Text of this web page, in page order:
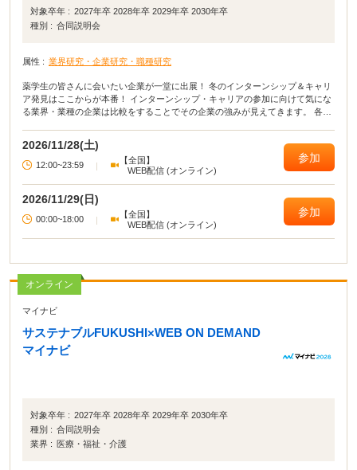
対象卒年 : 2027年卒 2028年卒 2029年卒 2030年卒
種別 : 合同説明会
属性 : 業界研究・企業研究・職種研究
薬学生の皆さんに会いたい企業が一堂に出展！ 冬のインターンシップ＆キャリ
ア発見はここからが本番！ インターンシップ・キャリアの参加に向けて気にな
る業界・業種の企業は比較をすることでその企業の強みが見えてきます。 各社
2026/11/28(土)
12:00~23:59 |
【全国】
WEB配信 (オンライン)
参加
2026/11/29(日)
00:00~18:00 |
【全国】
WEB配信 (オンライン)
参加
オンライン
マイナビ
サステナブルFUKUSHI×WEB ON DEMAND
マイナビ
対象卒年 : 2027年卒 2028年卒 2029年卒 2030年卒
種別 : 合同説明会
業界 :
医療・福祉・介護